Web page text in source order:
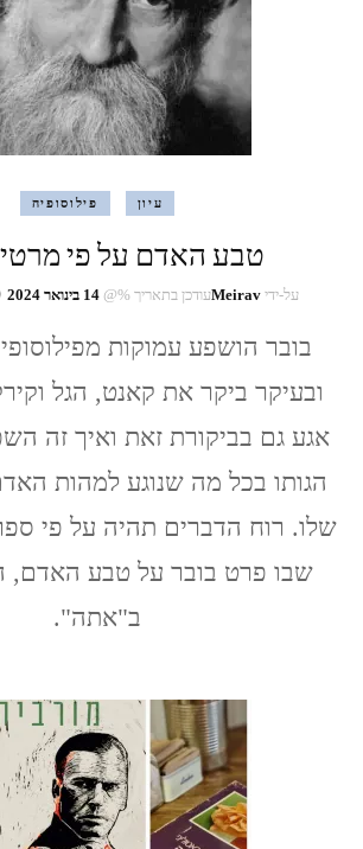
עיון פילוסופיה
טבע האדם על פי
על-ידי Meiravעודכן בתאריך %@ 14 בינואר 2024
בובר הושפע עמוקות
ובעיקר ביקר את קאנט, הגל
אגע גם בביקורת זאת ואיך זה
הגותו בכל מה שנוגע למהות
שלו. רוח הדברים תהיה על פי
שבו פרט בובר על טבע האדם,
ב"אתה".